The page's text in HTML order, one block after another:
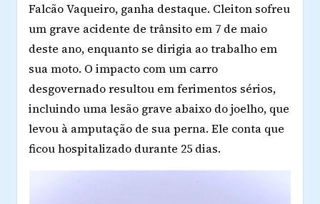
Falcão Vaqueiro, ganha destaque. Cleiton sofreu
um grave acidente de trânsito em 7 de maio
deste ano, enquanto se dirigia ao trabalho em
sua moto. O impacto com um carro
desgovernado resultou em ferimentos sérios,
incluindo uma lesão grave abaixo do joelho, que
levou à amputação de sua perna. Ele conta que
ficou hospitalizado durante 25 dias.